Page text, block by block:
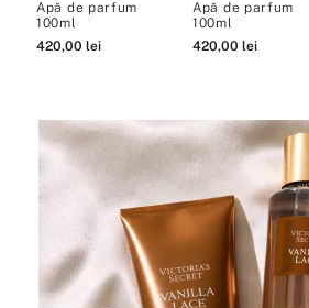
Apă de parfum
100ml
420,00 lei
Apă de parfum
100ml
420,00 lei